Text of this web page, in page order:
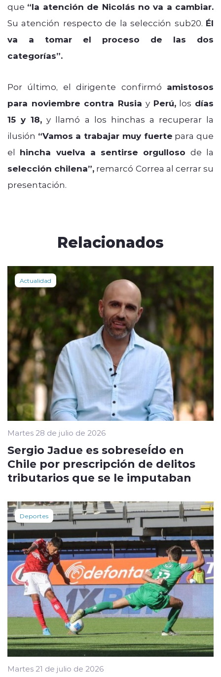
que “la atención de Nicolás no va a cambiar.
Su atención respecto de la selección sub20. Él
va a tomar el proceso de las dos
categorías”.
Por último, el dirigente confirmó amistosos
para noviembre contra Rusia y Perú,los días
15 y 18, y llamó a los hinchas a recuperar la
ilusión “Vamos a trabajar muy fuerte para que
el hincha vuelva a sentirse orgulloso de la
selección chilena”, remarcó Correa al cerrar su
presentación.
Relacionados
Actualidad
Martes 28 de julio de 2026
Sergio Jadue es sobreseÍdo en
Chile por prescripción de delitos
tributarios que se le imputaban
Deportes
Martes 21 de julio de 2026